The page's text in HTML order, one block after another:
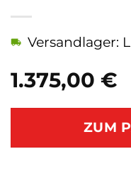
1.375,00 €
Versandlager:
ZUM